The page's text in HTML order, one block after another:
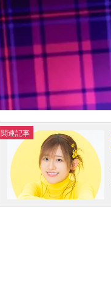
関連記事